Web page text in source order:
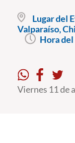
Pregrado
Postgrado
Formación Continua
Lugar del
Valparaíso,
Hora
Viernes 11 de